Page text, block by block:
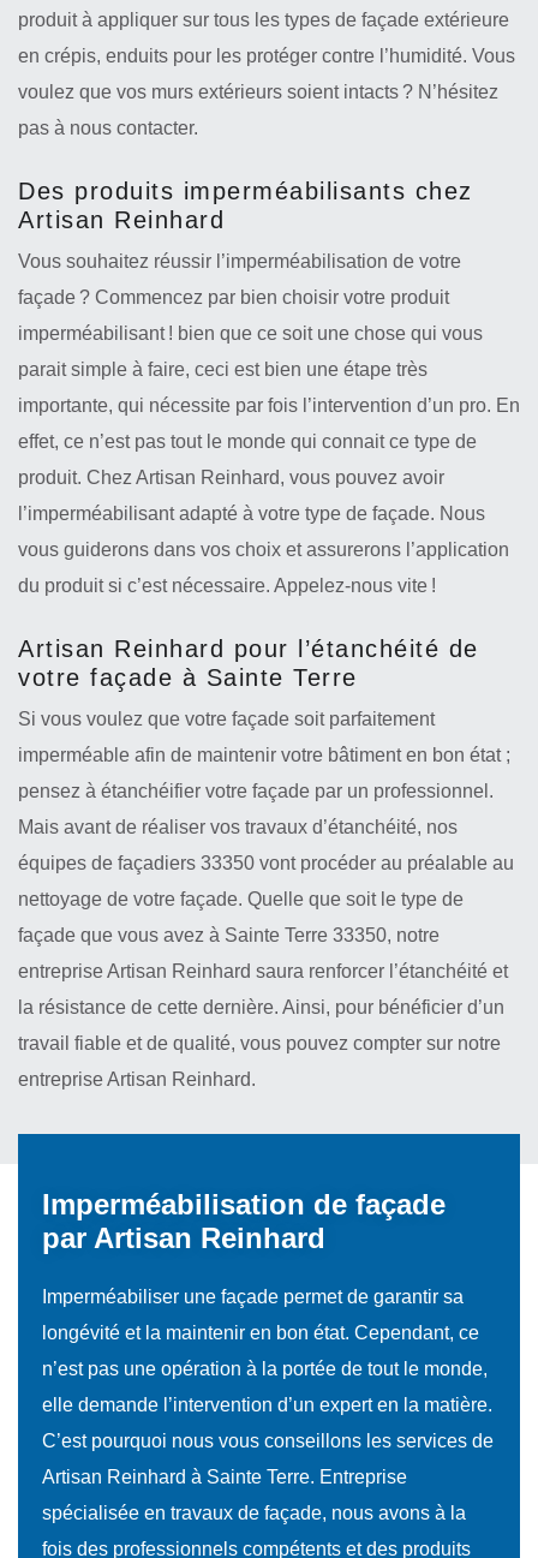
produit à appliquer sur tous les types de façade extérieure
en crépis, enduits pour les protéger contre l’humidité. Vous
voulez que vos murs extérieurs soient intacts ? N’hésitez
pas à nous contacter.
Des produits imperméabilisants chez
Artisan Reinhard
Vous souhaitez réussir l’imperméabilisation de votre
façade ? Commencez par bien choisir votre produit
imperméabilisant ! bien que ce soit une chose qui vous
parait simple à faire, ceci est bien une étape très
importante, qui nécessite par fois l’intervention d’un pro. En
effet, ce n’est pas tout le monde qui connait ce type de
produit. Chez Artisan Reinhard, vous pouvez avoir
l’imperméabilisant adapté à votre type de façade. Nous
vous guiderons dans vos choix et assurerons l’application
du produit si c’est nécessaire. Appelez-nous vite !
Artisan Reinhard pour l’étanchéité de
votre façade à Sainte Terre
Si vous voulez que votre façade soit parfaitement
imperméable afin de maintenir votre bâtiment en bon état ;
pensez à étanchéifier votre façade par un professionnel.
Mais avant de réaliser vos travaux d’étanchéité, nos
équipes de façadiers 33350 vont procéder au préalable au
nettoyage de votre façade. Quelle que soit le type de
façade que vous avez à Sainte Terre 33350, notre
entreprise Artisan Reinhard saura renforcer l’étanchéité et
la résistance de cette dernière. Ainsi, pour bénéficier d’un
travail fiable et de qualité, vous pouvez compter sur notre
entreprise Artisan Reinhard.
Imperméabilisation de façade
par Artisan Reinhard
Imperméabiliser une façade permet de garantir sa
longévité et la maintenir en bon état. Cependant, ce
n’est pas une opération à la portée de tout le monde,
elle demande l’intervention d’un expert en la matière.
C’est pourquoi nous vous conseillons les services de
Artisan Reinhard à Sainte Terre. Entreprise
spécialisée en travaux de façade, nous avons à la
fois des professionnels compétents et des produits